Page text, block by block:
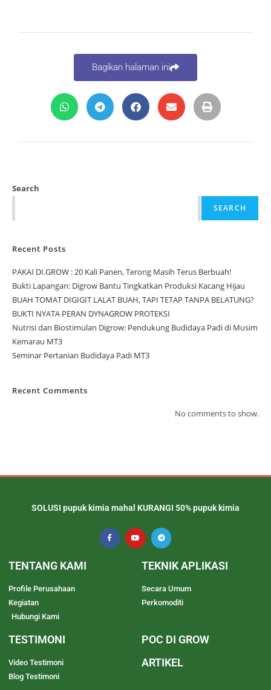
Bagikan halaman ini
Search
SEARCH
Recent Posts
PAKAI DI.GROW : 20 Kali Panen, Terong Masih Terus Berbuah!
Bukti Lapangan: Digrow Bantu Tingkatkan Produksi Kacang Hijau
BUAH TOMAT DIGIGIT LALAT BUAH, TAPI TETAP TANPA BELATUNG?
BUKTI NYATA PERAN DYNAGROW PROTEKSI
Nutrisi dan Biostimulan Digrow: Pendukung Budidaya Padi di Musim
Kemarau MT3
Seminar Pertanian Budidaya Padi MT3
Recent Comments
No comments to show.
SOLUSI pupuk kimia mahal KURANGI 50% pupuk kimia
TENTANG KAMI
Profile Perusahaan
Kegiatan
Hubungi Kami
TEKNIK APLIKASI
Secara Umum
Perkomoditi
TESTIMONI
Video Testimoni
Blog Testimoni
POC DI GROW
ARTIKEL